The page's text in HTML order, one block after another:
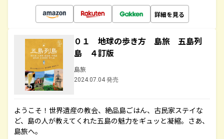
詳細を見る
０１ 地球の歩き方 島旅 五島列
島 ４訂版
島旅
2024.07.04 発売
ようこそ！世界遺産の教会、絶品島ごはん、古民家ステイな
ど、島の人が教えてくれた五島の魅力をギュッと凝縮。さあ、
島旅へ。